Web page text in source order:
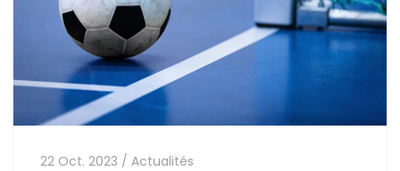
22 Oct. 2023 / Actualités